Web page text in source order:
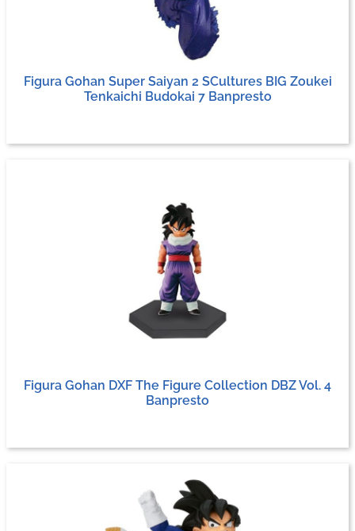
Figura Gohan Super Saiyan 2 SCultures BIG Zoukei
Tenkaichi Budokai 7 Banpresto
Figura Gohan DXF The Figure Collection DBZ Vol. 4
Banpresto